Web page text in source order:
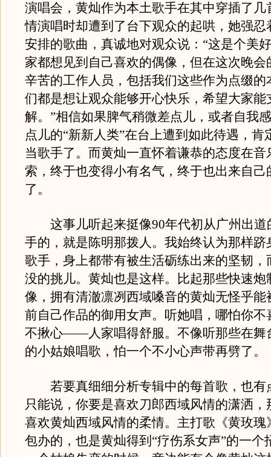
演唱会，黄灿作为本土歌手在其中穿插了几
情演唱时却遭到了台下观众的起哄，她强忍
安排的歌曲，真诚地对观众说：“这是个美
家都想见到自己喜欢的偶像，但在这次晚会
辛苦的工作人员，包括我们这些作为点缀的
们都是想让观众能够开心快乐，希望大家能
解。”相信如果脾气稍微差点儿，或者自我
点儿的“新新人类”在台上遭到如此待遇，肯
当歌手了。而黄灿一直怀着谦恭的态度在音
索，终于也变得小有名气，终于也出来自己
了。
这事儿听起来挺像90年代初从广州出道
手的，就是陈明那拨人。我始终认为那样跻
歌手，身上都带有被生活砺练出来的坚韧，
没的挑儿。黄灿也是这样。比起那些快速炮
像，拥有清澈凛冽西域嗓音的黄灿无怪乎能
前自己作品的御用女声。听她唱，哪怕你不
不揪心——人家唱得舒服。不像听那些在舞
的小姑娘唱歌，怕一个不小心声带再劈了。
若要真细细分析专辑中的每首歌，也有
只能说，你要是喜欢刀郎西域风情的潇洒，
喜欢黄灿西域风情的柔情。主打歌《黄玫瑰
包办的，也是黄灿得到“疗伤系女声”的一个